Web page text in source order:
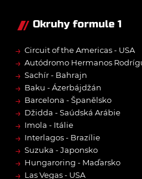
Okruhy formule 1
→ Circuit of the Americas - USA
→ Autódromo Hermanos
→ Sachír - Bahrajn
→ Baku - Ázerbájdžán
→ Barcelona - Španělsko
→ Džidda - Saúdská Arábie
→ Imola - Itálie
→ Interlagos - Brazílie
→ Suzuka - Japonsko
→ Hungaroring - Maďarsko
→ Las Vegas - USA